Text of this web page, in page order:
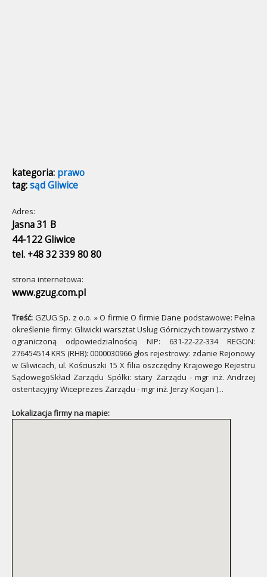
kategoria: prawo
tag:sąd Gliwice
Adres:
Jasna 31 B
44-122 Gliwice
tel. +48 32 339 80 80
strona internetowa:
www.gzug.com.pl
Treść: GZUG Sp. z o.o. » O firmie O firmie Dane podstawowe: Pełna
określenie firmy: Gliwicki warsztat Usług Górniczych towarzystwo z
ograniczoną odpowiedzialnością NIP: 631-22-22-334 REGON:
276454514 KRS (RHB): 0000030966 głos rejestrowy: zdanie Rejonowy
w Gliwicach, ul. Kościuszki 15 X filia oszczędny Krajowego Rejestru
SądowegoSkład Zarządu Spółki: stary Zarządu - mgr inż. Andrzej
ostentacyjny Wiceprezes Zarządu - mgr inż. Jerzy Kocjan )...
Lokalizacja firmy na mapie: